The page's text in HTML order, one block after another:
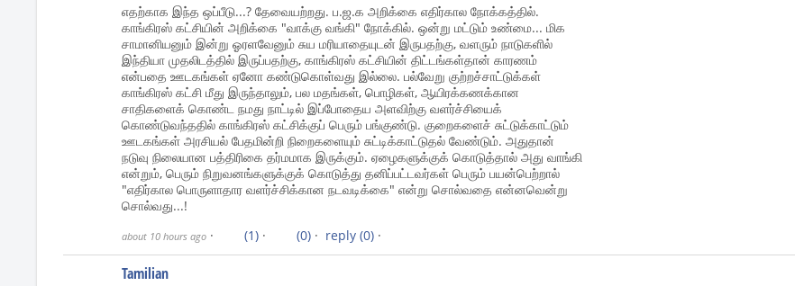
எதற்காக இந்த ஒப்பீடு...? தேவையற்றது. ப.ஜ.க அறிக்கை எதிர்கால நோக்கத்தில்.
காங்கிரஸ் கட்சியின் அறிக்கை "வாக்கு வங்கி" நோக்கில். ஒன்று மட்டும் உண்மை... மிக
சாமானியனும் இன்று ஓரளவேனும் சுய மரியாதையுடன் இருபதற்கு, வளரும் நாடுகளில்
இந்தியா முதலிடத்தில் இருப்பதற்கு, காங்கிரஸ் கட்சியின் திட்டங்கள்தான் காரணம்
என்பதை ஊடகங்கள் ஏனோ கண்டுகொள்வது இல்லை. பல்வேறு குற்றச்சாட்டுக்கள்
காங்கிரஸ் கட்சி மீது இருந்தாலும், பல மதங்கள், பொழிகள், ஆயிரக்கணக்கான
சாதிகளைக் கொண்ட நமது நாட்டில் இப்போதைய அளவிற்கு வளர்ச்சியைக்
கொண்டுவந்ததில் காங்கிரஸ் கட்சிக்குப் பெரும் பங்குண்டு. குறைகளைச் சுட்டுக்காட்டும்
ஊடகங்கள் அரசியல் பேதமின்றி நிறைகளையும் சுட்டிக்காட்டுதல் வேண்டும். அதுதான்
நடுவு நிலையான பத்திரிகை தர்மமாக இருக்கும். ஏழைகளுக்குக் கொடுத்தால் அது வாங்கி
என்றும், பெரும் நிறுவனங்களுக்குக் கொடுத்து தனிப்பட்டவர்கள் பெரும் பயன்பெற்றால்
"எதிர்கால பொருளாதார வளர்ச்சிக்கான நடவடிக்கை" என்று சொல்வதை என்னவென்று
சொல்வது...!
about 10 hours ago · (1) · (0) · reply (0) ·
Tamilian